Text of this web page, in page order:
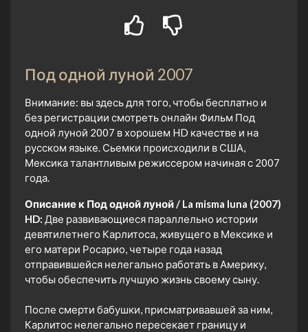
Под одной луной 2007
Внимание: вы здесь для того, чтобы бесплатно и
без регистрации смотреть онлайн Фильм Под
одной луной 2007 в хорошем HD качестве и на
русском языке. Сьемки происходили в США,
Мексика талантливым режиссером начиная с 2007
года.
Описание к Под одной луной / La misma luna (2007)
HD: Две развивающиеся параллельно истории
девятилетнего Карлитоса, живущего в Мексике и
его матери Росарио, четыре года назад
отправившейся нелегально работать в Америку,
чтобы обеспечить лучшую жизнь своему сыну.
После смерти бабушки, присматривавшей за ним,
Карлитос нелегально пересекает границу и